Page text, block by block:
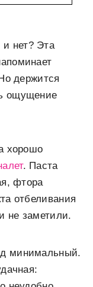
нет? Эта
держится
ощущение
хорошо
. Паста
фтора
отбеливания
не заметили.
минимальный.